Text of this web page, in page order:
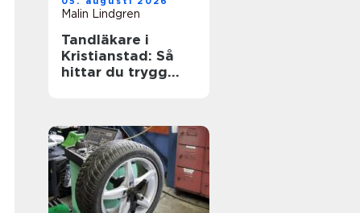
Malin Lindgren
Tandläkare i
Kristianstad: Så
hittar du trygg